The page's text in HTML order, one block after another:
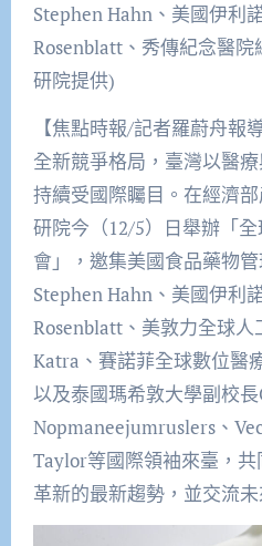
Stephen Hahn、美國伊利
Rosenblatt、秀傳紀念醫
研院提供)
【焦點時報/記者羅蔚舟報
全新競爭格局，臺灣以醫
持續受國際矚目。在經濟
研院今（12/5）日舉辦「
會」，邀集美國食品藥物
Stephen Hahn、美國伊利
Rosenblatt、美敦力全球人
Katra、賽諾菲全球數位醫
以及泰國瑪希敦大學副校
Nopmaneejumruslers、
Taylor等國際領袖來臺，
革新的最新趨勢，並交流未